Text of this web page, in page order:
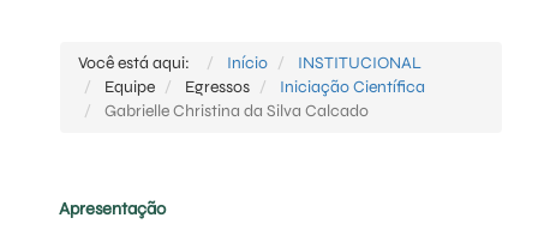
Você está aqui: Início
INSTITUCIONAL
Equipe
Egressos
Iniciação Científica
Gabrielle Christina da Silva Calcado
Apresentação